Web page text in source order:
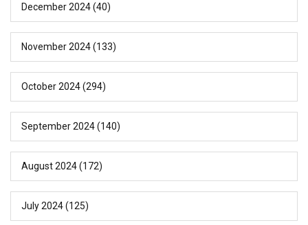
December 2024(40)
November 2024(133)
October 2024(294)
September 2024(140)
August 2024(172)
July 2024(125)